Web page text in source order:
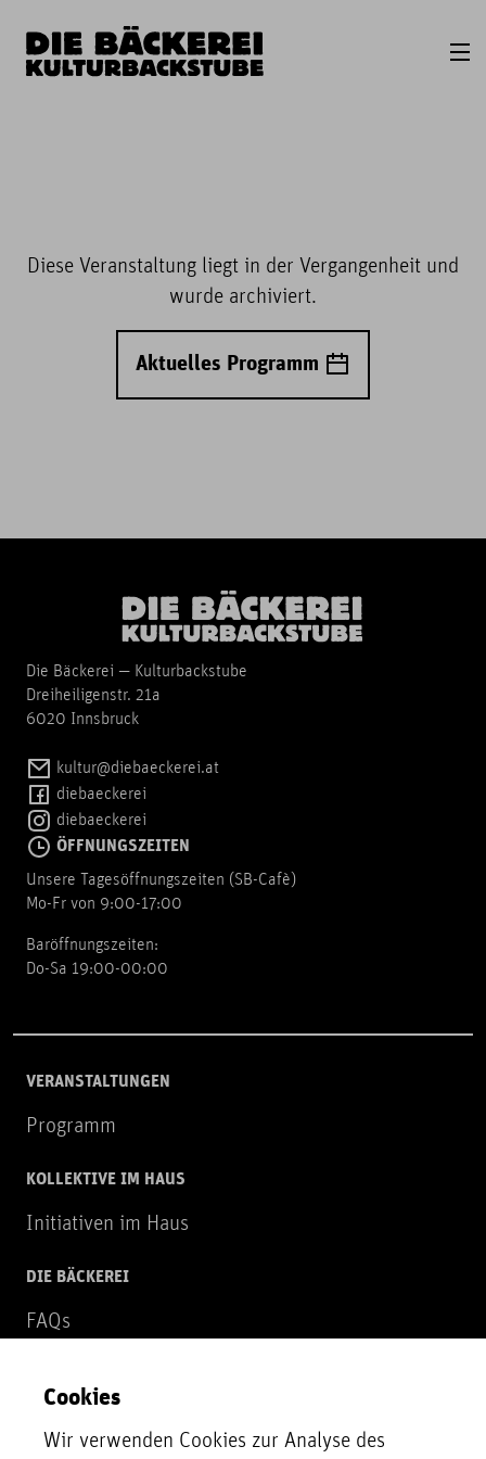
Diese Veranstaltung liegt in der Vergangenheit und
wurde archiviert.
Aktuelles Programm
Die Bäckerei — Kulturbackstube
Dreiheiligenstr. 21a
6020 Innsbruck
kultur@diebaeckerei.at
diebaeckerei
diebaeckerei
ÖFFNUNGSZEITEN
Unsere Tagesöffnungszeiten (SB-Cafè)
Mo-Fr von 9:00-17:00
Baröffnungszeiten:
Do-Sa 19:00-00:00
VERANSTALTUNGEN
Programm
KOLLEKTIVE IM HAUS
Initiativen im Haus
DIE BÄCKEREI
FAQs
NEWSLETTER
Zur Newsletter Anmeldung
Cookies
Wir verwenden Cookies zur Analyse des